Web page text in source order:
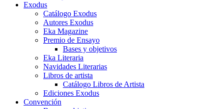
Exodus
Catálogo Exodus
Autores Exodus
Eka Magazine
Premio de Ensayo
Bases y objetivos
Eka Literaria
Navidades Literarias
Libros de artista
Catálogo Libros de Artista
Ediciones Exodus
Convención